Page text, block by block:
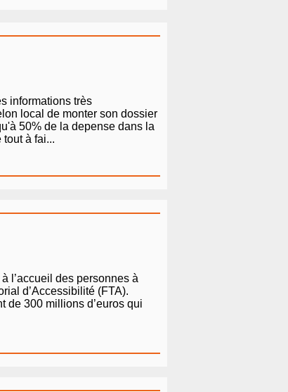
informations très
local de monter son dossier
50% de la depense dans la
à fai...
l’accueil des personnes à
d’Accessibilité (FTA).
de 300 millions d’euros qui